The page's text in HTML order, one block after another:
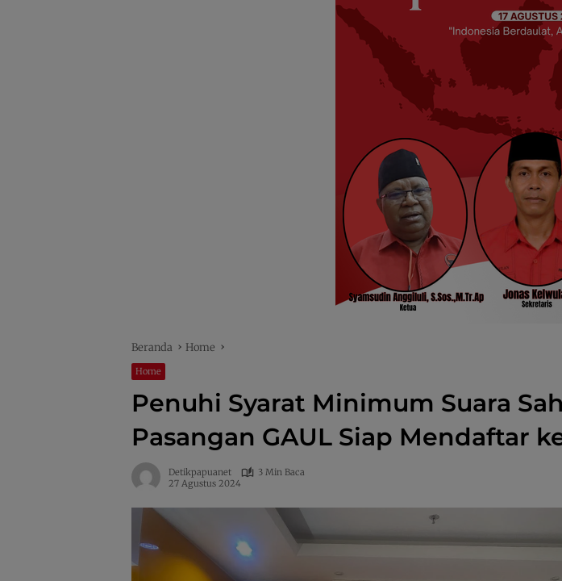
Beranda Home
Home
Penuhi Syarat Minimum Suara
Pasangan GAUL Siap Mendaftar
Detikpapuanet
3 Min Baca
27 Agustus 2024